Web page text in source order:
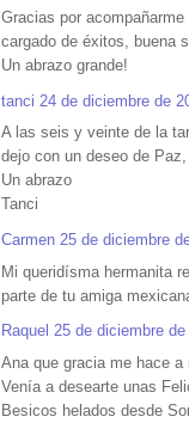
Gracias por
cargado de éxitos, buena
Un abrazo grande!
tanci 24 de diciembre de
A las seis y veinte de la
dejo con un deseo de
Un abrazo
Tanci
Carmen 25 de diciembre
Mi queridísma hermanita
parte de tu amiga
Raquel 25 de diciembre
Ana que gracia me hace
Venía a desearte unas
Besicos helados desde